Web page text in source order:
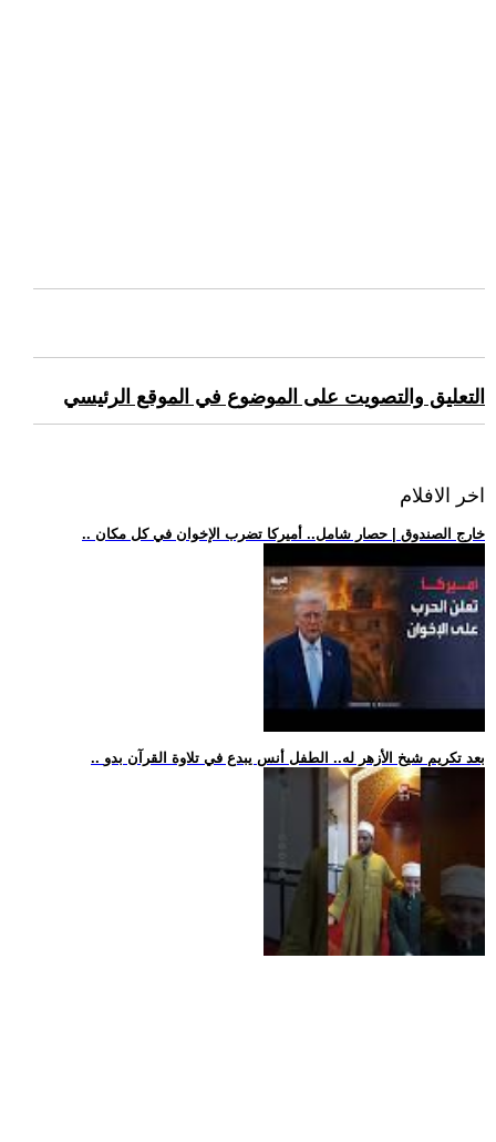
التعليق والتصويت على الموضوع في الموقع الرئيسي
اخر الافلام
.. خارج الصندوق | حصار شامل.. أميركا تضرب الإخوان في كل مكان
.. بعد تكريم شيخ الأزهر له.. الطفل أنس يبدع في تلاوة القرآن بدو